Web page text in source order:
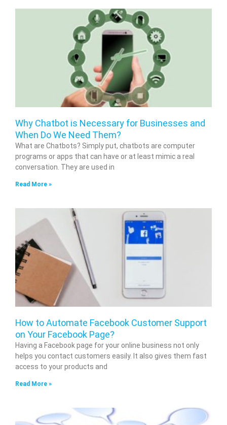
Why Chatbot is Necessary for Businesses and
When Do We Need Them?
What are Chatbots? Simply put, chatbots are computer
programs or apps that can have or at least mimic a real
conversation. They are used in
Read More »
How to Automate Facebook Customer Support
on Your Facebook Page?
Having a Facebook page for your online business not only
helps you contact customers easily. It also gives them fast
access to your products and
Read More »